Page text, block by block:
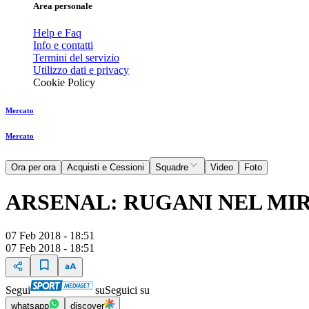
Area personale
Help e Faq
Info e contatti
Termini del servizio
Utilizzo dati e privacy
Cookie Policy
Mercato
Mercato
Ora per ora Acquisti e Cessioni Squadre Video Foto
ARSENAL: RUGANI NEL
07 Feb 2018 - 18:51
07 Feb 2018 - 18:51
Segui suSeguici su
whatsapp discover